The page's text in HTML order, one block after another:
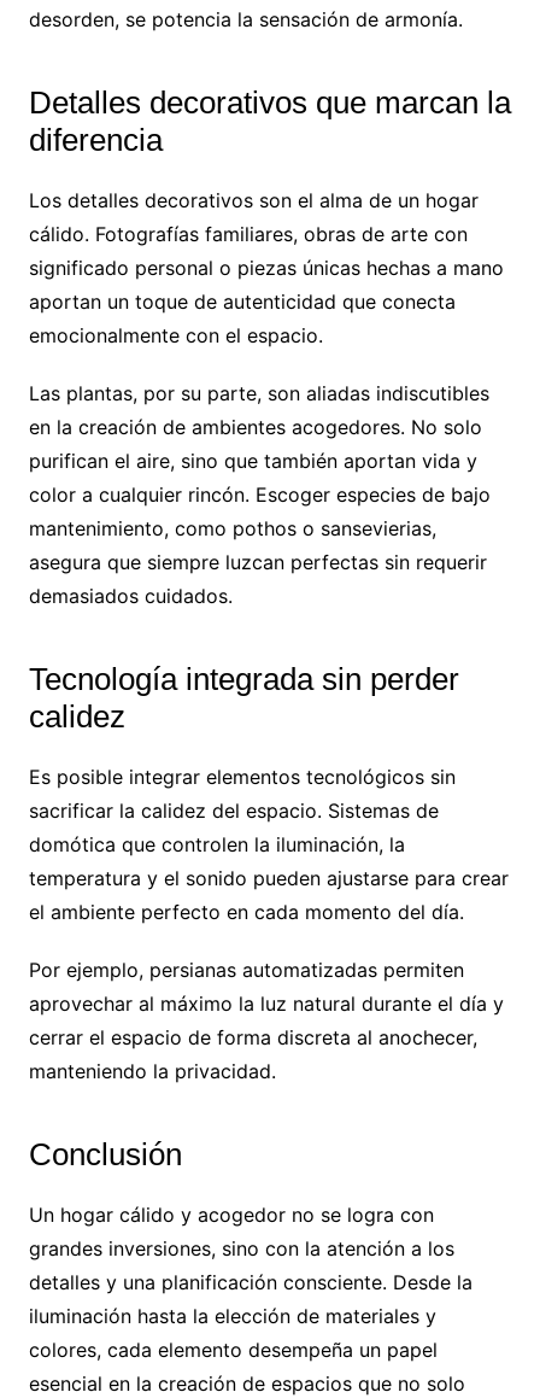
desorden, se potencia la sensación de armonía.
Detalles decorativos que marcan la
diferencia
Los detalles decorativos son el alma de un hogar
cálido. Fotografías familiares, obras de arte con
significado personal o piezas únicas hechas a mano
aportan un toque de autenticidad que conecta
emocionalmente con el espacio.
Las plantas, por su parte, son aliadas indiscutibles
en la creación de ambientes acogedores. No solo
purifican el aire, sino que también aportan vida y
color a cualquier rincón. Escoger especies de bajo
mantenimiento, como pothos o sansevierias,
asegura que siempre luzcan perfectas sin requerir
demasiados cuidados.
Tecnología integrada sin perder
calidez
Es posible integrar elementos tecnológicos sin
sacrificar la calidez del espacio. Sistemas de
domótica que controlen la iluminación, la
temperatura y el sonido pueden ajustarse para crear
el ambiente perfecto en cada momento del día.
Por ejemplo, persianas automatizadas permiten
aprovechar al máximo la luz natural durante el día y
cerrar el espacio de forma discreta al anochecer,
manteniendo la privacidad.
Conclusión
Un hogar cálido y acogedor no se logra con
grandes inversiones, sino con la atención a los
detalles y una planificación consciente. Desde la
iluminación hasta la elección de materiales y
colores, cada elemento desempeña un papel
esencial en la creación de espacios que no solo